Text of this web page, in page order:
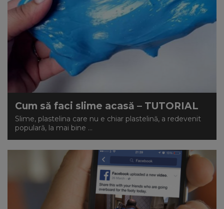
Cum să faci slime acasă – TUTORIAL
Slime, plastelina care nu e chiar plastelină, a redevenit
populară, la mai bine ...